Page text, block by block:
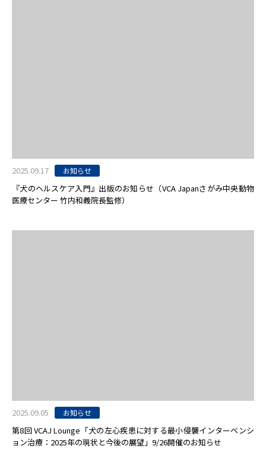
2025.09.17 お知らせ
『犬のヘルスケア入門』出版のお知らせ（VCA Japanさがみ中央動物
医療センター 竹内和義院長監修）
2025.09.05 お知らせ
第8回 VCAJ Lounge「犬の左心疾患に対する最小侵襲インターベンシ
ョン治療：2025年の現状と今後の展望」9/26開催のお知らせ